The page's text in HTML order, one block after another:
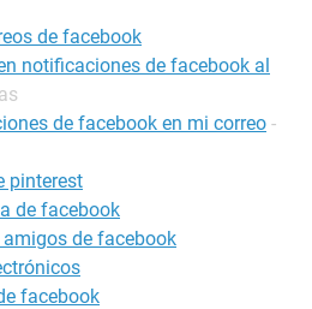
de facebook
notificaciones de facebook al
de facebook en mi correo -
pinterest
de facebook
de facebook
facebook